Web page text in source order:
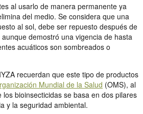
al usarlo de manera permanente ya
del medio. Se considera que una
al sol, debe ser repuesto después de
demostró una vigencia de hasta
acuáticos son sombreados o
recuerdan que este tipo de productos
Mundial de la Salud (OMS), al
bioinsecticidas se basa en dos pilares
y la seguridad ambiental.